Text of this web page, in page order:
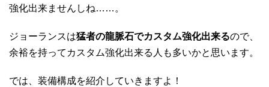
強化出来ませんしね……。
ジョーランスは猛者の龍脈石でカスタム強化出来るので、
余裕を持ってカスタム強化出来る人も多いかと思います。
では、装備構成を紹介していきますよ！